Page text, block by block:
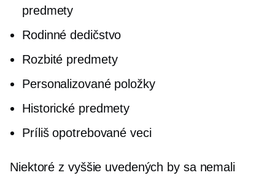
predmety
Rodinné dedičstvo
Rozbité predmety
Personalizované položky
Historické predmety
Príliš opotrebované veci
Niektoré z vyššie uvedených by sa nemali